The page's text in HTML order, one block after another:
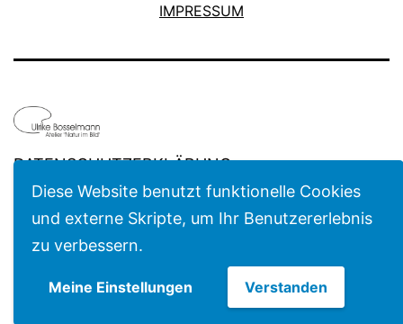
Diese Website benutzt funktionelle Cookies
und externe Skripte, um Ihr Benutzererlebnis
zu verbessern.
Meine Einstellungen Verstanden
IMPRESSUM
DATENSCHUTZERKLÄRUNG